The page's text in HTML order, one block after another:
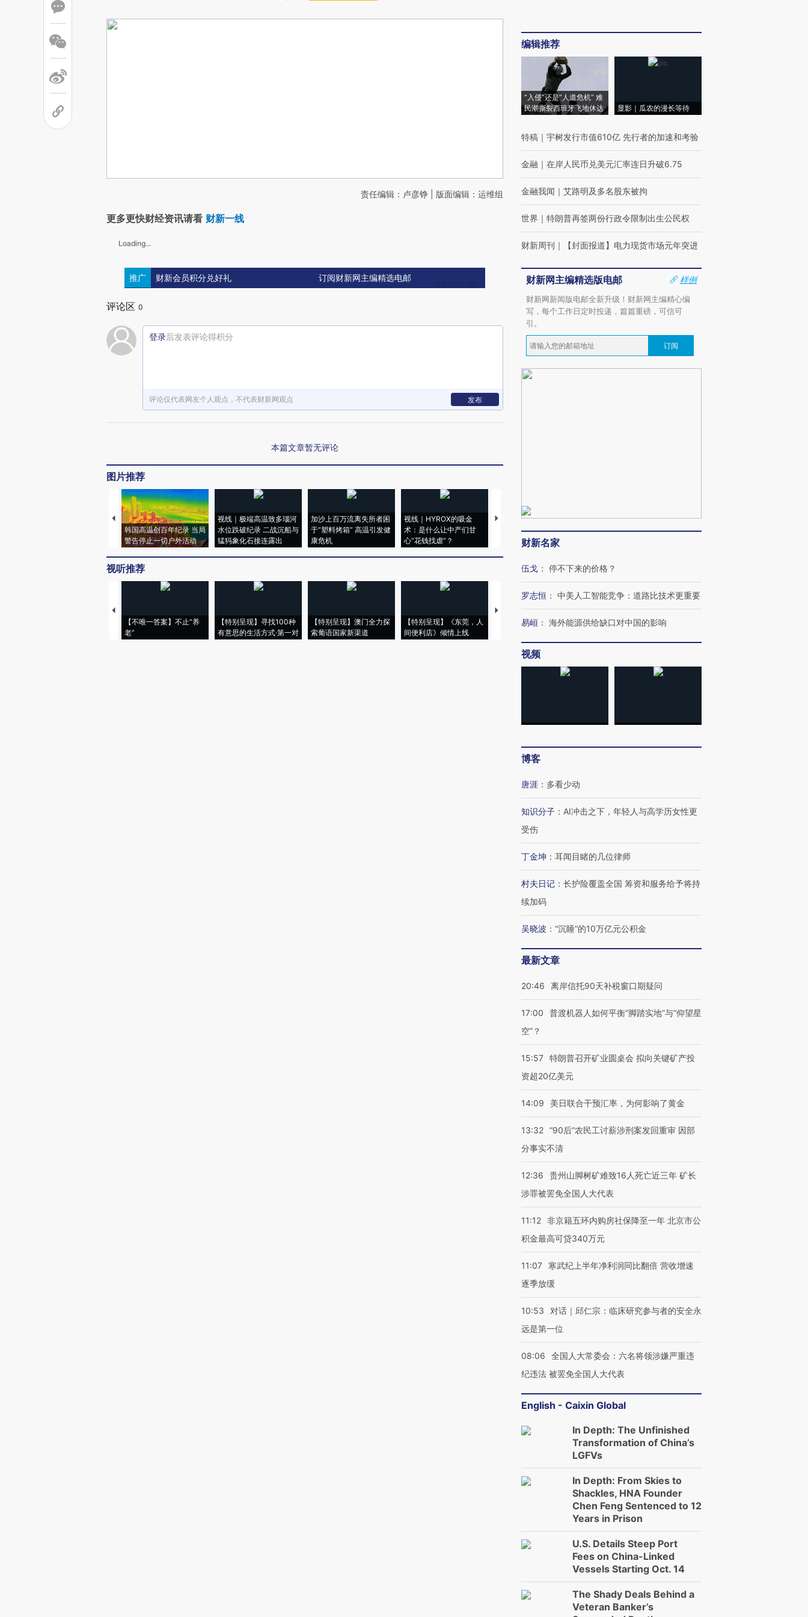
责任编辑：卢彦铮 | 版面编辑：运维组
更多更快财经资讯请看 财新一线
Loading...
推广 财新会员积分兑好礼 订阅财新网主编精选电邮
评论区 0
登录后发表评论得积分
评论仅代表网友个人观点，不代表财新网观点 发布
本篇文章暂无评论
图片推荐
韩国高温创百年纪录 当局
警告停止一切户外活动
视线｜极端高温致多瑙河
水位跌破纪录 二战沉船与
猛犸象化石接连露出
加沙上百万流离失所者困
于“塑料烤箱” 高温引发健
康危机
视线｜HYROX的吸金
术：是什么让中产们甘
心“花钱找虐”？
马航飞行员跨国走私7万
粒摇头丸 尿检体内含3种
视线｜被称为“蟑螂”的印
度Z世代 用街头抗争将教
视线｜“入侵”还是“人道危
机”？难民潮撕裂西班牙
视听推荐
【不唯一答案】不止“养
老”
【特别呈现】寻找100种
有意思的生活方式·第一对
【特别呈现】澳门全力探
索葡语国家新渠道
【特别呈现】《东莞，人
间便利店》倾情上线
【推广】走进第四届链博
会，让数智科技“链”接产
【特别呈现】寻找100种
【商旅对话】华住集团
编辑推荐
“入侵”还是“人道危机” 难
民潮撕裂西班牙飞地休达
显影｜瓜农的漫长等待
特稿 ｜ 宇树发行市值610亿 先行者的加速和考验
金融 ｜ 在岸人民币兑美元汇率连日升破6.75
金融我闻 ｜ 艾路明及多名股东被拘
世界 ｜ 特朗普再签两份行政令限制出生公民权
财新周刊 ｜ 【封面报道】电力现货市场元年突进
财新网主编精选版电邮
样例
财新网新闻版电邮全新升级！财新网主编精心编
写，每个工作日定时投递，篇篇重磅，可信可
引。
订阅
财新名家
伍戈 ： 停不下来的价格？
罗志恒 ： 中美人工智能竞争：道路比技术更重要
易峘 ： 海外能源供给缺口对中国的影响
视频
博客
唐涯 ： 多看少动
知识分子 ： AI冲击之下，年轻人与高学历女性更
受伤
丁金坤 ： 耳闻目睹的几位律师
村夫日记 ： 长护险覆盖全国 筹资和服务给予将持
续加码
吴晓波 ： “沉睡”的10万亿元公积金
最新文章
20:46 离岸信托90天补税窗口期疑问
17:00
普渡机器人如何平衡“脚踏实地”与“仰望星
空”？
15:57 特朗普召开矿业圆桌会 拟向关键矿产投
资超20亿美元
14:09 美日联合干预汇率，为何影响了黄金
13:32 “90后”农民工讨薪涉刑案发回重审 因部
分事实不清
12:36
贵州山脚树矿难致16人死亡近三年 矿长
涉罪被罢免全国人大代表
11:12 非京籍五环内购房社保降至一年 北京市公
积金最高可贷340万元
11:07
寒武纪上半年净利润同比翻倍 营收增速
逐季放缓
10:53
对话｜邱仁宗：临床研究参与者的安全永
远是第一位
08:06
全国人大常委会：六名将领涉嫌严重违
纪违法 被罢免全国人大代表
English - Caixin Global
In Depth: The Unfinished
Transformation of China’s
LGFVs
In Depth: From Skies to
Shackles, HNA Founder
Chen Feng Sentenced to 12
Years in Prison
U.S. Details Steep Port
Fees on China-Linked
Vessels Starting Oct. 14
The Shady Deals Behind a
Veteran Banker’s